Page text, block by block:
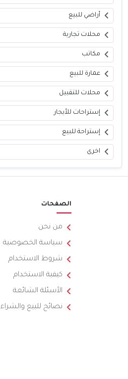
أراضي للبيع
محلات تجارية
مكاتب
عمارة للبيع
محلات للتقبيل
إستراحات للأيجار
إستراحة للبيع
اخرى
الصفحات
من نحن
سياسة الخصوصية
شروط الاستخدام
كيفية الاستخدام
الأسئلة الشائعة
نصائح للبيع والشراء